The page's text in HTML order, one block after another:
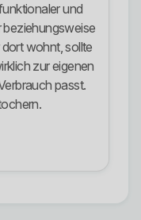
und
beziehungsweise
wohnt, sollte
zur eigenen
passt.